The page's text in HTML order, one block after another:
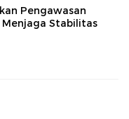
Pengawasan
Stabilitas